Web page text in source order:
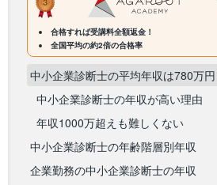
合格すれば受講料全額返金！
全国平均の約2倍の合格率
中小企業診断士の平均年収は780万円
中小企業診断士の年収が高い理由
年収1000万超えも難しくない
中小企業診断士の年齢階層別年収
企業勤務の中小企業診断士の年収